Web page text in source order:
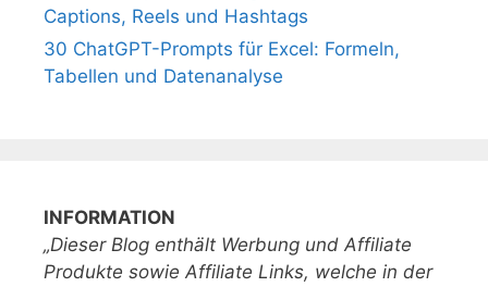
Captions, Reels und Hashtags
30 ChatGPT-Prompts für Excel: Formeln,
Tabellen und Datenanalyse
INFORMATION
„Dieser Blog enthält Werbung und Affiliate
Produkte sowie Affiliate Links, welche in der